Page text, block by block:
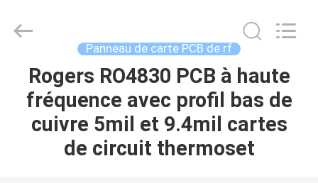
MAISON
Electronics
Technology
Reserved.
Panneau de carte PCB de rf
Rogers RO4830 PCB à haute
fréquence avec profil bas de
cuivre 5mil et 9.4mil cartes
de circuit thermoset